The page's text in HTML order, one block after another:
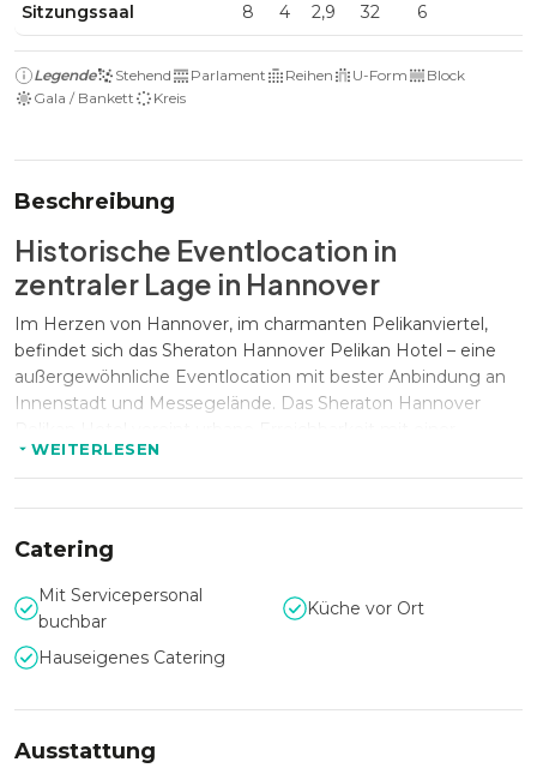
Sitzungssaal 8 4 2,9 32 6
Legende Stehend Parlament Reihen U-Form
Block
Gala / Bankett
Kreis
Beschreibung
Historische Eventlocation in
zentraler Lage in Hannover
Im Herzen von Hannover, im charmanten Pelikanviertel,
befindet sich das Sheraton Hannover Pelikan Hotel – eine
außergewöhnliche Eventlocation mit bester Anbindung an
Innenstadt und Messegelände. Das Sheraton Hannover
ruhigen Umgebung nahe der Eilenriede und schafft damit
ideale Voraussetzungen für vielfältige Veranstaltungen.
Flexible Kapazitäten für Events jeder
Größe
Mit insgesamt sieben modernen Veranstaltungsräumen und
einer Gesamtfläche von rund 560 m² bietet das Sheraton
sowohl kleinere Meetings als auch größere Konferenzen
WEITERLESEN
Catering
Mit Servicepersonal
buchbar
Küche vor Ort
Hauseigenes Catering
Ausstattung